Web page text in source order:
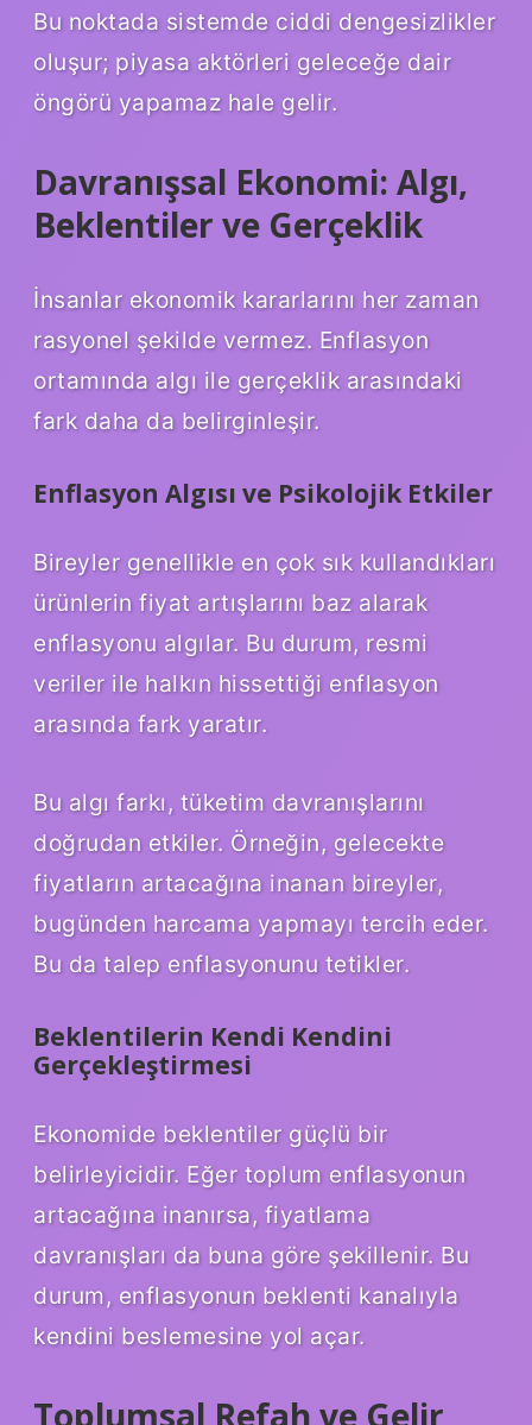
Bu noktada sistemde ciddi dengesizlikler
oluşur; piyasa aktörleri geleceğe dair
öngörü yapamaz hale gelir.
Davranışsal Ekonomi: Algı,
Beklentiler ve Gerçeklik
İnsanlar ekonomik kararlarını her zaman
rasyonel şekilde vermez. Enflasyon
ortamında algı ile gerçeklik arasındaki
fark daha da belirginleşir.
Enflasyon Algısı ve Psikolojik Etkiler
Bireyler genellikle en çok sık kullandıkları
ürünlerin fiyat artışlarını baz alarak
enflasyonu algılar. Bu durum, resmi
veriler ile halkın hissettiği enflasyon
arasında fark yaratır.
Bu algı farkı, tüketim davranışlarını
doğrudan etkiler. Örneğin, gelecekte
fiyatların artacağına inanan bireyler,
bugünden harcama yapmayı tercih eder.
Bu da talep enflasyonunu tetikler.
Beklentilerin Kendi Kendini
Gerçekleştirmesi
Ekonomide beklentiler güçlü bir
belirleyicidir. Eğer toplum enflasyonun
artacağına inanırsa, fiyatlama
davranışları da buna göre şekillenir. Bu
durum, enflasyonun beklenti kanalıyla
kendini beslemesine yol açar.
Toplumsal Refah ve Gelir